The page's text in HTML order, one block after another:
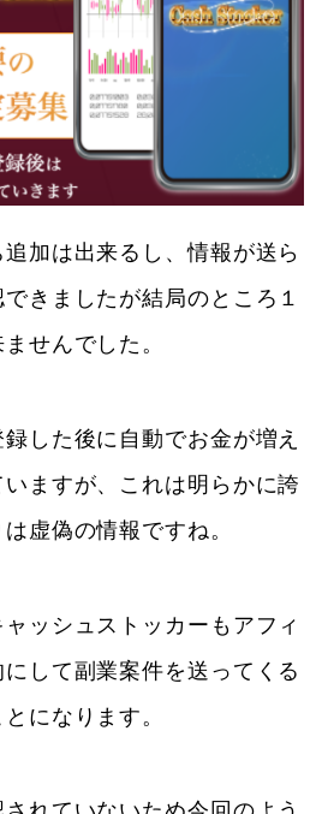
加は出来るし、情報が送ら
きましたが結局のところ１
せんでした。
した後に自動でお金が増え
ますが、これは明らかに誇
虚偽の情報ですね。
ッシュストッカーもアフィ
して副業案件を送ってくる
になります。